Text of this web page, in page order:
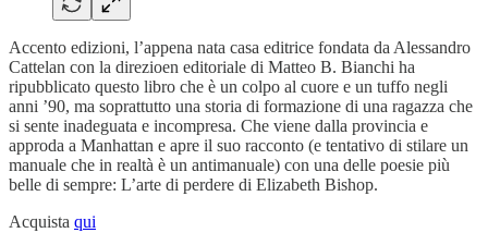
Accento edizioni, l’appena nata casa editrice fondata da Alessandro
Cattelan con la direzioen editoriale di Matteo B. Bianchi ha
ripubblicato questo libro che è un colpo al cuore e un tuffo negli
anni ’90, ma soprattutto una storia di formazione di una ragazza che
si sente inadeguata e incompresa. Che viene dalla provincia e
approda a Manhattan e apre il suo racconto (e tentativo di stilare un
manuale che in realtà è un antimanuale) con una delle poesie più
belle di sempre: L’arte di perdere di Elizabeth Bishop.
Acquista qui